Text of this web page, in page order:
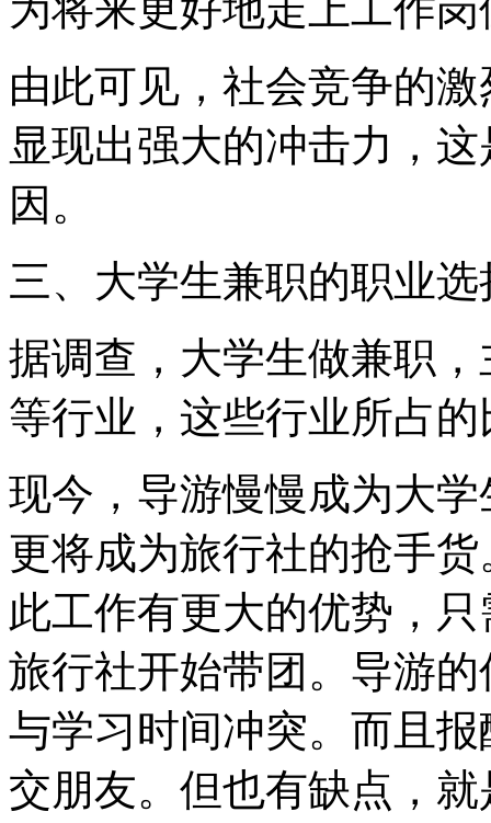
由此可见，社会竞争的
显现出强大的冲击力，
因。
三、大学生兼职的职业选
据调查，大学生做兼职
等行业，这些行业所占
现今，导游慢慢成为大
更将成为旅行社的抢手
此工作有更大的优势，
旅行社开始带团。导游
与学习时间冲突。而且
交朋友。但也有缺点，